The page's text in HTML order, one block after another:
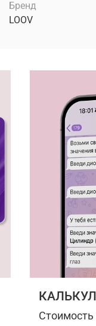
Бренд
LOOV
Стоимость